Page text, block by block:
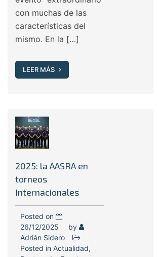
con muchas de las
características del
mismo. En la […]
LEER MÁS
2025: la AASRA en
torneos
Internacionales
Posted on
26/12/2025
by
Adrián Sidero
Posted in Actualidad,